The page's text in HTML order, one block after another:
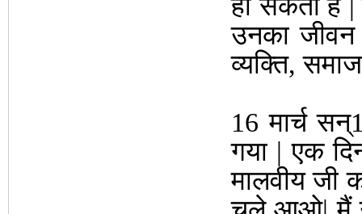
हो सकता है |
उनका
व्यक्ति,
16 मार्च
गया | एक
मालवीय जी